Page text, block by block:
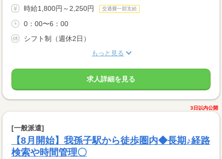
時給1,800円～2,250円 交通費一部支給
0：00〜6：00
シフト制（週休2日）
もっと見る
求人詳細を見る
3日以内公開
[一般派遣]
【8月開始】我孫子駅から徒歩圏内◆長期♪経路
検索や時間管理〇